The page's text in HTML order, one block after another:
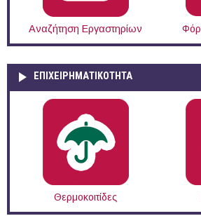
Αναζήτηση Εργαστηρίων
ΕΠΙΧΕΙΡΗΜΑΤΙΚΟΤΗΤΑ
Θερμοκοιτίδες